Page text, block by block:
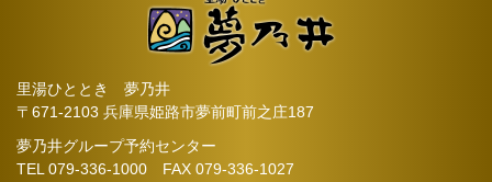
里湯ひととき 夢乃井
〒671-2103 兵庫県姫路市夢前町前之庄187
夢乃井グループ予約センター
TEL 079-336-1000 FAX 079-336-1027